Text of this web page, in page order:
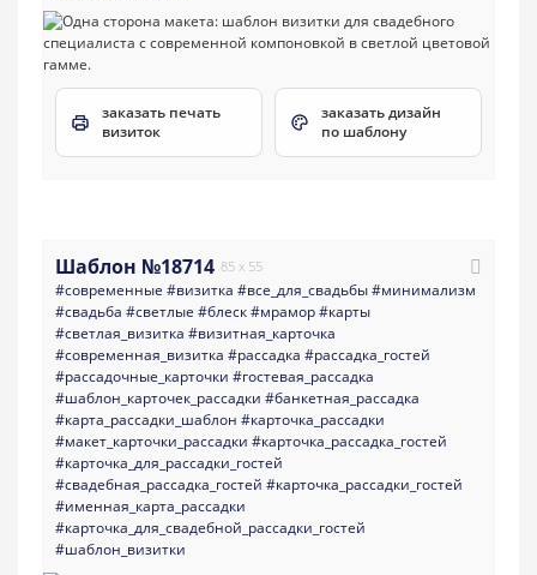
заказать печать
визиток
заказать дизайн
по шаблону
Шаблон №18714 85 x 55
#современные #визитка #все_для_свадьбы#минимализм
#свадьба #светлые #блеск#мрамор#карты
#светлая_визитка #визитная_карточка
#современная_визитка #рассадка #рассадка_гостей
#рассадочные_карточки #гостевая_рассадка
#шаблон_карточек_рассадки #банкетная_рассадка
#карта_рассадки_шаблон #карточка_рассадки
#макет_карточки_рассадки #карточка_рассадка_гостей
#карточка_для_рассадки_гостей
#свадебная_рассадка_гостей #карточка_рассадки_гостей
#именная_карта_рассадки
#карточка_для_свадебной_рассадки_гостей
#шаблон_визитки